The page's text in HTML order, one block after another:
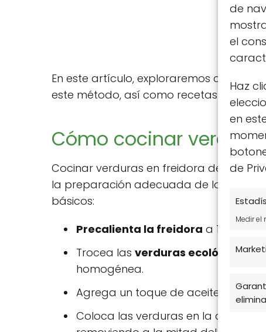
de
el
Haz
en
de
Medir
En este artículo, exploraremos cómo
este método, así como recetas
Cómo cocinar
Cocinar verduras en freidora de aire es
la preparación adecuada de los
básicos:
Precalienta la freidora a 160ºC
Trocea las verduras ecológicasen
homogénea.
Agrega un toque de aceite y tus
Coloca las verduras en la cesta y